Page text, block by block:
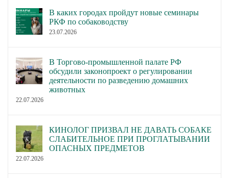
В каких городах пройдут новые семинары
РКФ по собаководству
23.07.2026
В Торгово-промышленной палате РФ
обсудили законопроект о регулировании
деятельности по разведению домашних
животных
22.07.2026
КИНОЛОГ ПРИЗВАЛ НЕ ДАВАТЬ СОБАКЕ
СЛАБИТЕЛЬНОЕ ПРИ ПРОГЛАТЫВАНИИ
ОПАСНЫХ ПРЕДМЕТОВ
22.07.2026